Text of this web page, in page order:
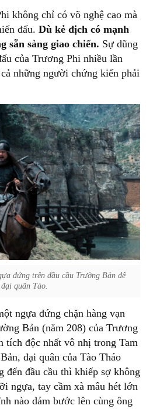
không chỉ có võ nghệ cao mà
đấu. Dù kẻ địch có mạnh
sẵn sàng giao chiến. Sự dũng
của Trương Phi nhiều lần
những người chứng kiến phải
đứng trên đầu cầu Trường Bản để
quân Tào.
ngựa đứng chặn hàng vạn
Bản (năm 208) của Trương
tích độc nhất vô nhị trong Tam
đại quân của Tào Tháo
đến đầu cầu thì khiếp sợ không
ngựa, tay cầm xà mâu hét lớn
nào dám bước lên cùng ông